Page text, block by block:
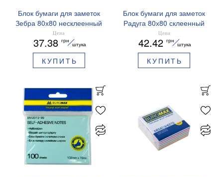
Блок бумаги для заметок
Зебра 80х80 несклеенный
BM.2253 Buromax
Цена
37.38 грн
штука
КУПИТЬ
Блок бумаги для заметок
Радуга 80х80 склеенный
BM.2232 Buromax
Цена
42.42 грн
штука
КУПИТЬ